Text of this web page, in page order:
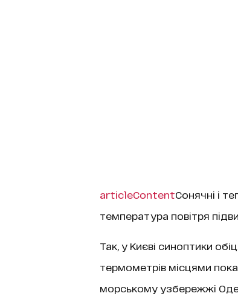
articleContentСонячні і
температура повітря
Так, у Києві синоптики
термометрів місцями
морському узбережжі